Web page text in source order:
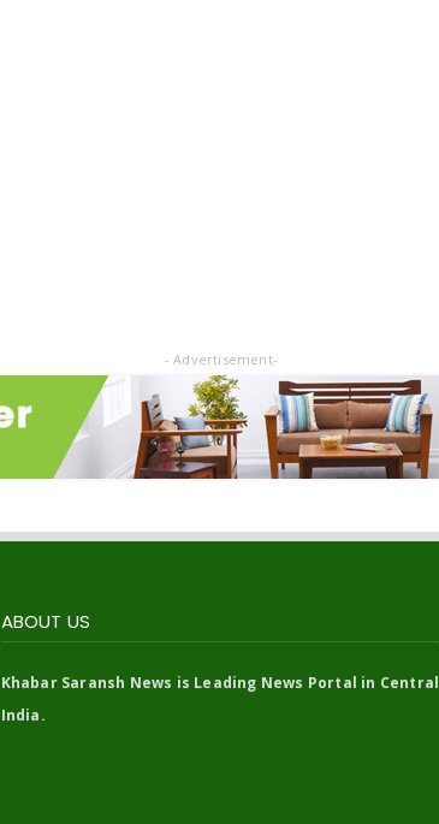
- Advertisement-
ABOUT US
Khabar Saransh News is Leading News Portal in Central
India.